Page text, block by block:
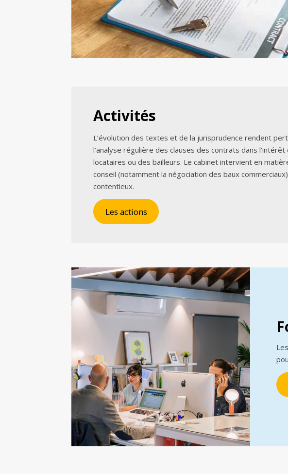
Activités
L’évolution des textes et de la jurisprudence rendent
l’analyse régulière des clauses des contrats dans l’intérêt
locataires ou des bailleurs. Le cabinet intervient en
conseil (notamment la négociation des baux
contentieux.
Les actions